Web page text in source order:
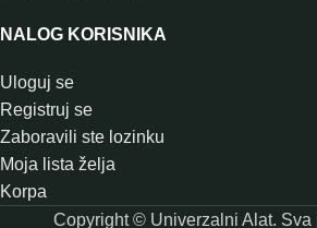
NALOG KORISNIKA
Uloguj se
Registruj se
Zaboravili ste lozinku
Moja lista želja
Korpa
Copyright © Univerzalni Alat. Sva